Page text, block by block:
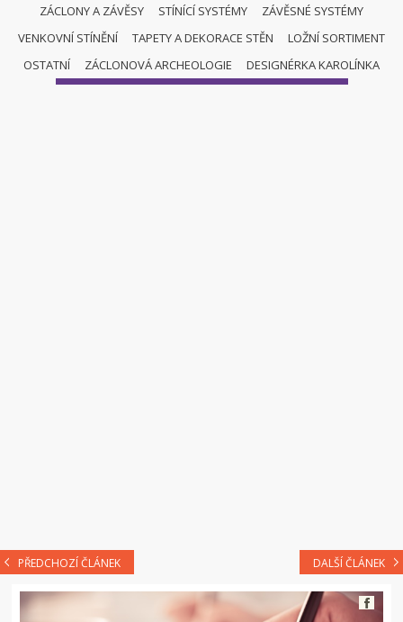
ZÁCLONY A ZÁVĚSY STÍNÍCÍ SYSTÉMY
ZÁVĚSNÉ SYSTÉMY
VENKOVNÍ STÍNĚNÍ
TAPETY A DEKORACE STĚN
LOŽNÍ SORTIMENT
OSTATNÍ
ZÁCLONOVÁ ARCHEOLOGIE DESIGNÉRKA KAROLÍNKA
STÍNÍCÍ SYSTÉMY
PŘEDCHOZÍ ČLÁNEK DALŠÍ ČLÁNEK